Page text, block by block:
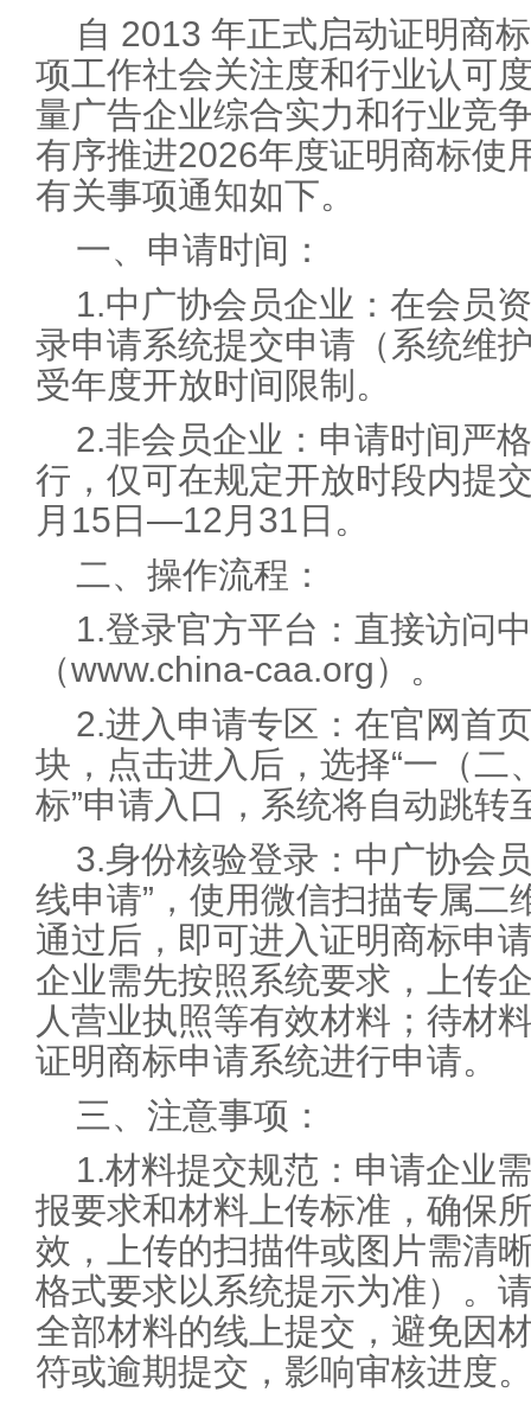
自 2013 年正式启动证明商
项工作社会关注度和行业认可
量广告企业综合实力和行业竞
有序推进2026年度证明商标使
有关事项通知如下。
一、申请时间：
1.中广协会员企业：在会员
录申请系统提交申请（系统维
受年度开放时间限制。
2.非会员企业：申请时间严
行，仅可在规定开放时段内提
月15日—12月31日。
二、操作流程：
1.登录官方平台：直接访问
（www.china-caa.org）。
2.进入申请专区：在官网首
块，点击进入后，选择“一（二
标”申请入口，系统将自动跳转
3.身份核验登录：中广协会
线申请”，使用微信扫描专属二
通过后，即可进入证明商标申
企业需先按照系统要求，上传
人营业执照等有效材料；待材
证明商标申请系统进行申请。
三、注意事项：
1.材料提交规范：申请企业
报要求和材料上传标准，确保
效，上传的扫描件或图片需清
格式要求以系统提示为准）。
全部材料的线上提交，避免因
符或逾期提交，影响审核进度